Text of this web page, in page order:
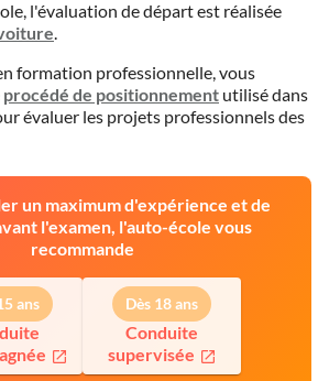
l'évaluation de départ est réalisée
.
formation professionnelle, vous
procédé de positionnement utilisé dans
évaluer les projets professionnels des
un maximum d'expérience et de
l'examen, l'auto-école vous
recommande
ans Dès 18 ans
Conduite
supervisée